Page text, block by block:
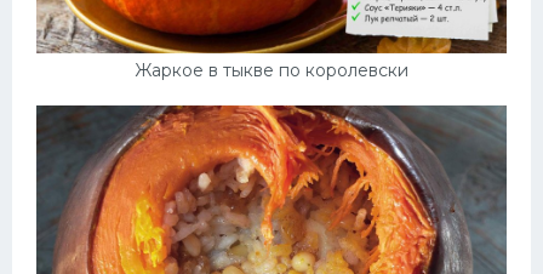
Жаркое в тыкве по королевски